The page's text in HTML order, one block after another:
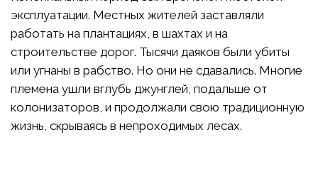
эксплуатации. Местных жителей заставляли
работать на плантациях, в шахтах и на
строительстве дорог. Тысячи даяков были убиты
или угнаны в рабство. Но они не сдавались. Многие
племена ушли вглубь джунглей, подальше от
колонизаторов, и продолжали свою традиционную
жизнь, скрываясь в непроходимых лесах.